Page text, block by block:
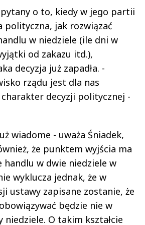
o to, kiedy w jego partii
polityczna, jak rozwiązać
w niedziele (ile dni w
od zakazu itd.),
decyzja już zapadła. -
rządu jest dla nas
decyzji politycznej -
wiadome - uważa Śniadek,
że punktem wyjścia ma
handlu w dwie niedziele w
wyklucza jednak, że w
ustawy zapisane zostanie, że
będzie nie w
niedziele. O takim kształcie